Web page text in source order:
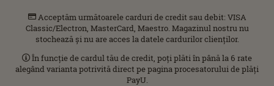
Acceptăm următoarele carduri de credit sau debit: VISA
Classic/Electron, MasterCard, Maestro. Magazinul nostru nu
stochează și nu are acces la datele cardurilor clienților.
În funcție de cardul tău de credit, poți plăti în până la 6 rate
alegând varianta potrivită direct pe pagina procesatorului de plăți
PayU.